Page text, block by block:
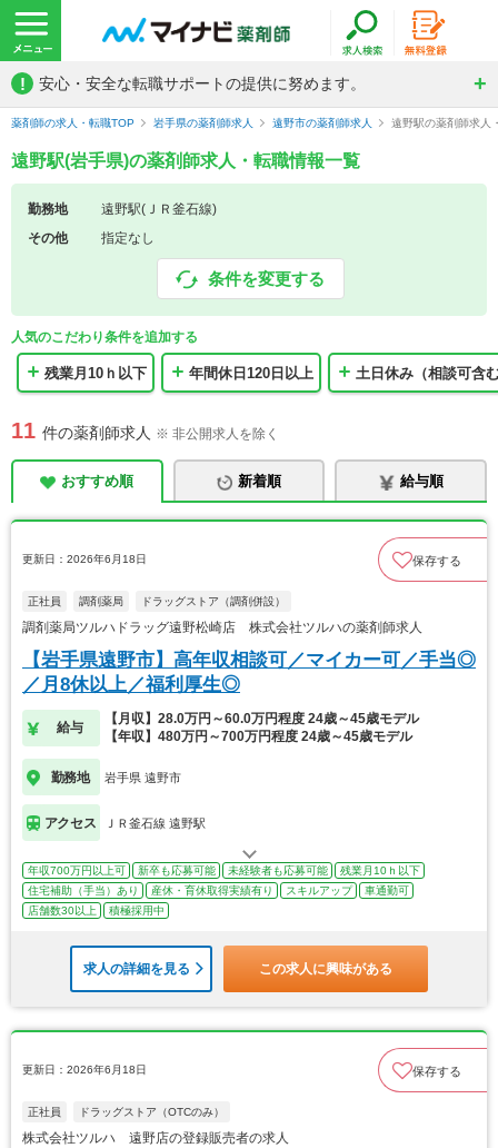
! 安心・安全な転職サポートの提供に努めます。
薬剤師の求人・転職TOP 岩手県の薬剤師求人 遠野市の薬剤師求人 遠野駅の薬剤師求人
遠野駅(岩手県)の薬剤師求人・転職情報一覧
勤務地
遠野駅(ＪＲ釜石線)
その他
指定なし
条件を変更する
人気のこだわり条件を追加する
残業月10ｈ以下 年間休日120日以上 土日休み（相談可含
11 件の薬剤師求人 ※ 非公開求人を除く
おすすめ順 新着順 給与順
更新日：2026年6月18日 保存する
正社員 調剤薬局 ドラッグストア（調剤併設）
調剤薬局ツルハドラッグ遠野松崎店 株式会社ツルハの薬剤師求人
【岩手県遠野市】高年収相談可／マイカー可／手当◎
／月8休以上／福利厚生◎
給与
【月収】28.0万円～60.0万円程度 24歳～45歳モデル
【年収】480万円～700万円程度 24歳～45歳モデル
勤務地 岩手県 遠野市
アクセス ＪＲ釜石線 遠野駅
年収700万円以上可 新卒も応募可能 未経験者も応募可能
残業月10ｈ以下
住宅補助（手当）あり
産休・育休取得実績有り スキルアップ
車通勤可
店舗数30以上
積極採用中
求人の詳細を見る この求人に興味がある
更新日：2026年6月18日 保存する
正社員 ドラッグストア（OTCのみ）
株式会社ツルハ 遠野店の登録販売者の求人